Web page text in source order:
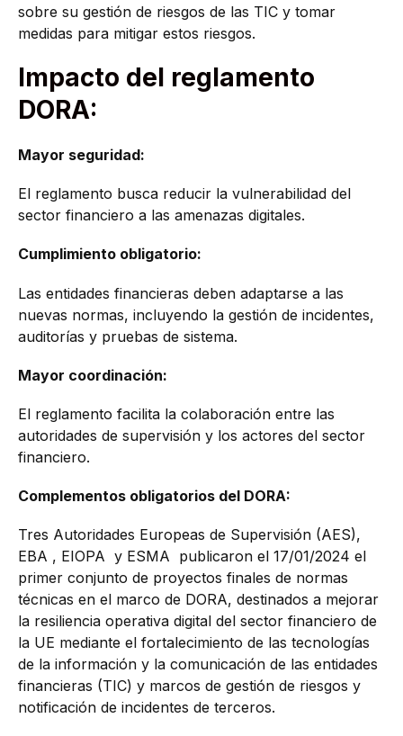
sobre su gestión de riesgos de las TIC y tomar
medidas para mitigar estos riesgos.
Impacto del reglamento
DORA:
Mayor seguridad:
El reglamento busca reducir la vulnerabilidad del
sector financiero a las amenazas digitales.
Cumplimiento obligatorio:
Las entidades financieras deben adaptarse a las
nuevas normas, incluyendo la gestión de incidentes,
auditorías y pruebas de sistema.
Mayor coordinación:
El reglamento facilita la colaboración entre las
autoridades de supervisión y los actores del sector
financiero.
Complementos obligatorios del DORA:
Tres Autoridades Europeas de Supervisión (AES),
EBA , EIOPA y ESMA publicaron el 17/01/2024 el
primer conjunto de proyectos finales de normas
técnicas en el marco de DORA, destinados a mejorar
la resiliencia operativa digital del sector financiero de
la UE mediante el fortalecimiento de las tecnologías
de la información y la comunicación de las entidades
financieras (TIC) y marcos de gestión de riesgos y
notificación de incidentes de terceros.